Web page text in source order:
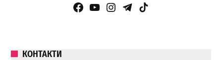
Facebook Page
YouTube
Instagram
Telegram
TikTok
КОНТАКТИ